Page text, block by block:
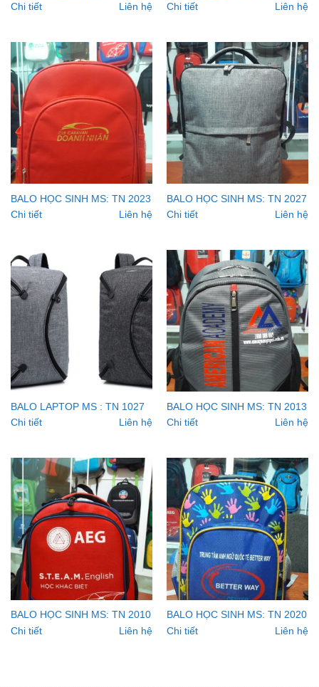
Chi tiết
Liên hệ
Chi tiết
Liên hệ
BALO HỌC SINH MS: TN 2023
Chi tiết
Liên hệ
BALO HỌC SINH MS: TN 2027
Chi tiết
Liên hệ
BALO LAPTOP MS : TN 1027
Chi tiết
Liên hệ
BALO HỌC SINH MS: TN 2013
Chi tiết
Liên hệ
BALO HỌC SINH MS: TN 2010
Chi tiết
Liên hệ
BALO HỌC SINH MS: TN 2020
Chi tiết
Liên hệ